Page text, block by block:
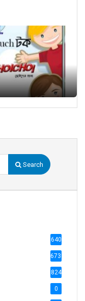
Search
640
6738
824
0